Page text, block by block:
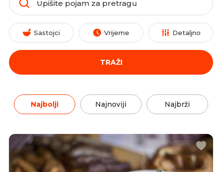
Sastojci Vrijeme Detaljno
TRAŽI
Najbolji Najnoviji Najbrži